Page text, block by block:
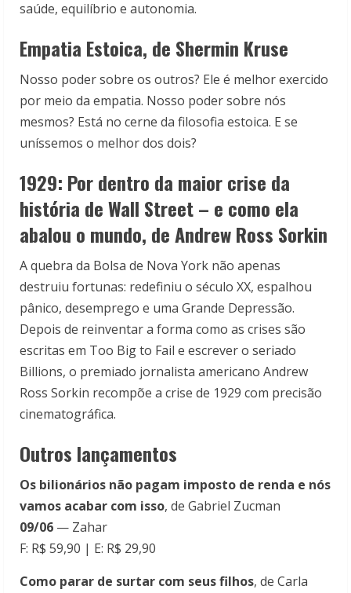
saúde, equilíbrio e autonomia.
Empatia Estoica, de Shermin Kruse
Nosso poder sobre os outros? Ele é melhor exercido
por meio da empatia. Nosso poder sobre nós
mesmos? Está no cerne da filosofia estoica. E se
uníssemos o melhor dos dois?
1929: Por dentro da maior crise da
história de Wall Street – e como ela
abalou o mundo, de Andrew Ross Sorkin
A quebra da Bolsa de Nova York não apenas
destruiu fortunas: redefiniu o século XX, espalhou
pânico, desemprego e uma Grande Depressão.
Depois de reinventar a forma como as crises são
escritas em Too Big to Fail e escrever o seriado
Billions, o premiado jornalista americano Andrew
Ross Sorkin recompõe a crise de 1929 com precisão
cinematográfica.
Outros lançamentos
Os bilionários não pagam imposto de renda e nós
vamos acabar com isso, de Gabriel Zucman
09/06 — Zahar
F: R$ 59,90 | E: R$ 29,90
Como parar de surtar com seus filhos, de Carla